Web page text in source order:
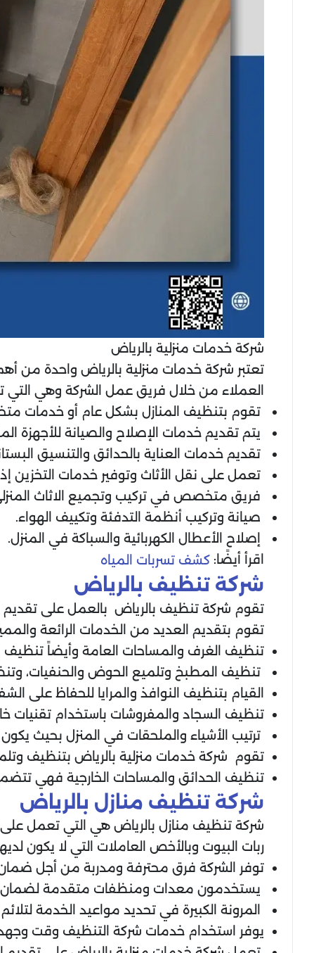
شركة خدمات منزلية بالرياض
تعتبر شركة خدمات منزلية بالرياض واحدة من
العملاء من خلال فريق عمل الشركة وهي التي
تقوم بتنظيف المنازل بشكل عام أو خدمات
يتم تقديم خدمات الإصلاح والصيانة للأجهزة
تقديم خدمات العناية بالحدائق والتنسيق
تعمل على نقل الأثاث وتوفير خدمات التخزين
فريق متخصص في تركيب وتجميع الاثاث
صيانة وتركيب أنظمة التدفئة وتكييف الهواء.
إصلاح الأعطال الكهربائية والسباكة في المنزل.
اقرأ أيضًا: كشف تسربات المياه
شركة تنظيف بالرياض
تقوم شركة تنظيف بالرياض بالعمل على
تقوم بتقديم العديد من الخدمات الرائعة
تنظيف الغرف والمساحات العامة وأيضاً تنظيف
تنظيف المطبخ وتلميع الحوض والحنفيات،
القيام بتنظيف النوافذ والمرايا للحفاظ على
تنظيف السجاد والمفروشات باستخدام تقنيات
ترتيب الأشياء والملحقات في المنزل بحيث
تقوم شركة خدمات منزلية بالرياض بتنظيف
تنظيف الحدائق والمساحات الخارجية فهي
شركة تنظيف منازل بالرياض
شركة تنظيف منازل بالرياض هي التي تعمل على
ربات البيوت وبالأخص العاملات التي لا يكون
توفر الشركة فرق محترفة ومدربة من أجل
يستخدمون معدات ومنظفات متقدمة لضمان
المرونة الكبيرة في تحديد مواعيد الخدمة
يوفر استخدام خدمات شركة التنظيف وقت وجهد